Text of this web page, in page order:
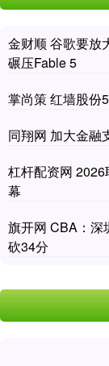
金财顺 谷歌要放
碾压Fable 5
掌尚策 红墙股份
同翔网 加大金融
杠杆配资网
幕
旗开网 CBA：深
砍34分